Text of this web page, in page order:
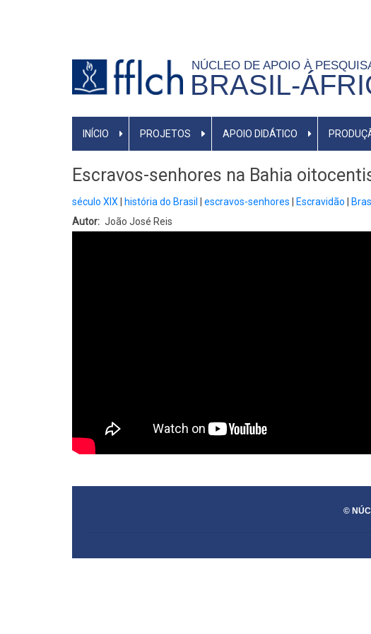
NÚCLEO DE APOIO À
BRASIL-
NAVEGAÇÃO
INÍCIO PROJETOS APOIO DIDÁTICO
Escravos-senhores na Bahia
século XIX história do Brasil escravos-senhores Escravidão
Autor
João José Reis
©